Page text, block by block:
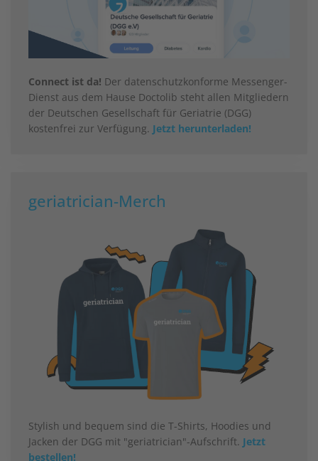
Connect ist da! Der datenschutzkonforme Messenger-
Dienst aus dem Hause Doctolib steht allen Mitgliedern
der Deutschen Gesellschaft für Geriatrie (DGG)
kostenfrei zur Verfügung. Jetzt herunterladen!
geriatrician-Merch
Stylish und bequem sind die T-Shirts, Hoodies und
Jacken der DGG mit "geriatrician"-Aufschrift. Jetzt
bestellen!